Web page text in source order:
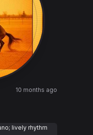
10 months ago
lively rhythm